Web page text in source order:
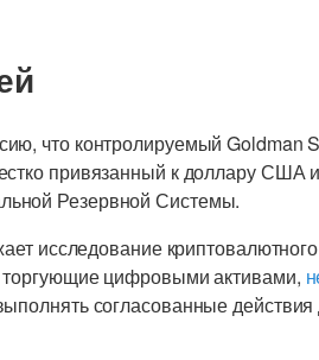
что контролируемый Goldman
привязанный к доллару США
Резервной Системы.
исследование
цифровыми активами,
согласованные